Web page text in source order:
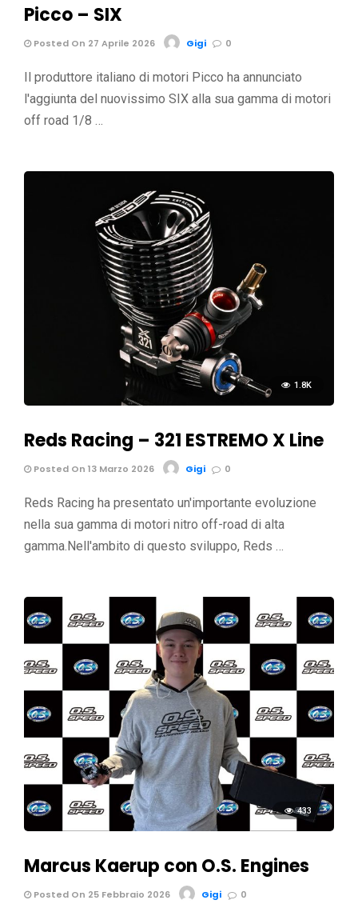
Picco – SIX
Posted On 27 Aprile 2026 Gigi 0
Il produttore italiano di motori Picco ha annunciato
l'aggiunta del nuovissimo SIX alla sua gamma di motori
off road 1/8 …
1.8K
Reds Racing – 321 ESTREMO X Line
Posted On 13 Marzo 2026 Gigi 0
Reds Racing ha presentato un'importante evoluzione
nella sua gamma di motori nitro off-road di alta
gamma.Nell'ambito di questo sviluppo, Reds …
433
Marcus Kaerup con O.S. Engines
Posted On 25 Febbraio 2026 Gigi 0